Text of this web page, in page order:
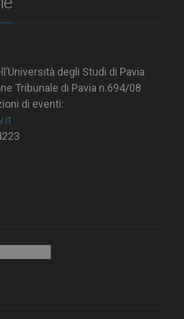
degli Studi di Pavia
Tribunale di Pavia n.694/08
di eventi: